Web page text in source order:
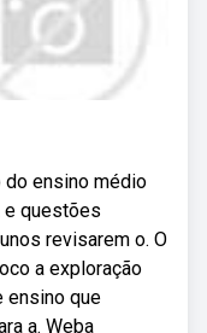
do ensino médio
e questões
revisarem o. O
a exploração
ensino que
a. Weba